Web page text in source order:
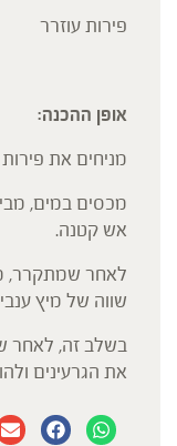
פירות עוזרר
אופן ההכנה:
מניחים את
מכסים במים,
אש קטנה.
לאחר שמתקרר,
שווה של מיץ
בשלב זה, לאחר
את הגרעינים